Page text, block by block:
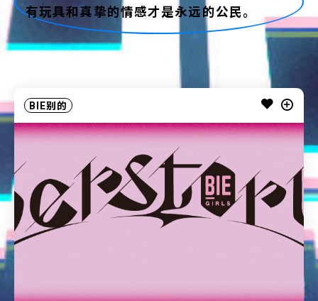
有玩具和真挚的情感才是永远的公民。
BIE别的